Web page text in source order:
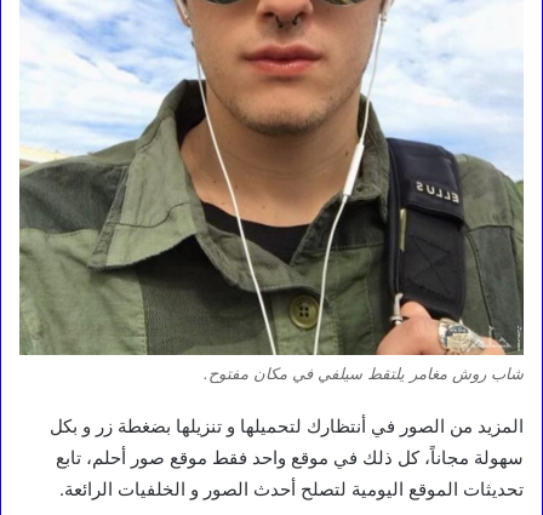
شاب روش مغامر يلتقط سيلفي في مكان مفتوح.
المزيد من الصور في أنتظارك لتحميلها و تنزيلها بضغطة زر و بكل
سهولة مجاناً، كل ذلك في موقع واحد فقط موقع صور أحلم، تابع
تحديثات الموقع اليومية لتصلح أحدث الصور و الخلفيات الرائعة.